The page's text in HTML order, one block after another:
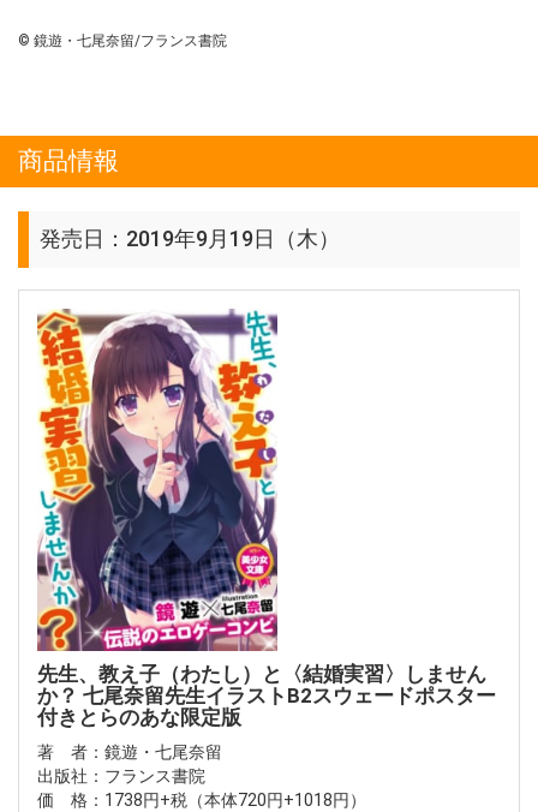
© 鏡遊・七尾奈留/フランス書院
商品情報
発売日：2019年9月19日（木）
先生、教え子（わたし）と〈結婚実習〉しません
か？ 七尾奈留先生イラストB2スウェードポスター
付きとらのあな限定版
著 者：鏡遊・七尾奈留
出版社：フランス書院
価 格：1738円+税（本体720円+1018円）